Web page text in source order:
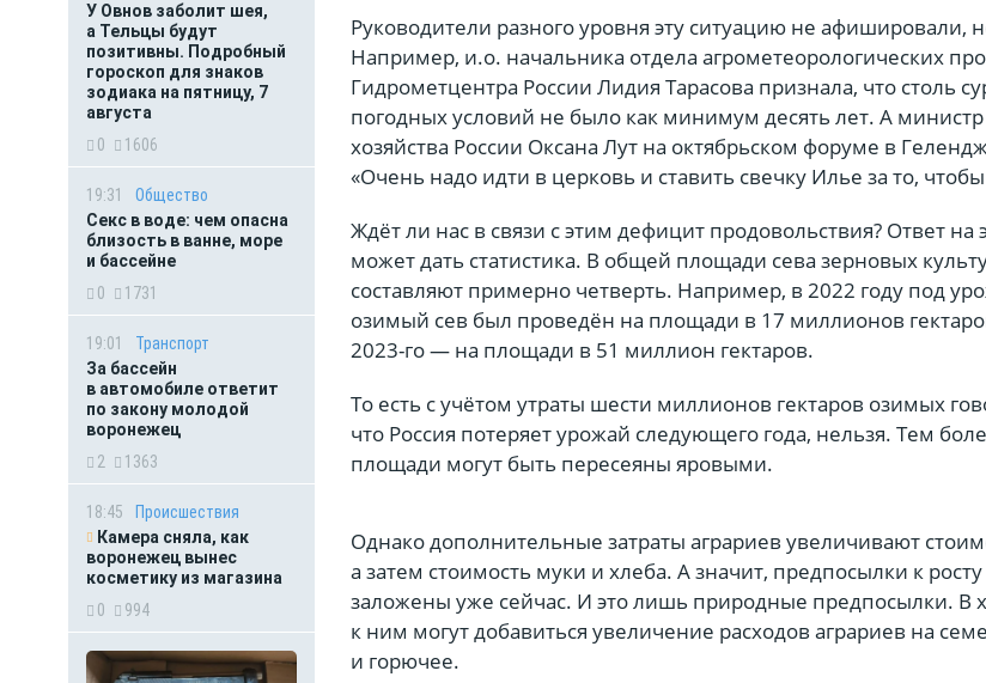
У Овнов заболит шея,
а Тельцы будут
позитивны. Подробный
гороскоп для знаков
зодиака на пятницу, 7
августа
0
1606
19:31
Общество
Секс в воде: чем опасна
близость в ванне, море
и бассейне
0
1731
19:01
Транспорт
За бассейн
в автомобиле ответит
по закону молодой
воронежец
2
1363
18:45
Происшествия
Камера сняла, как
воронежец вынес
косметику из магазина
0
994
Руководители разного уровня эту ситуацию не афишировали,
Например, и.о. начальника отдела агрометеорологических
Гидрометцентра России Лидия Тарасова признала, что столь
погодных условий не было как минимум десять лет. А министр
хозяйства России Оксана Лут на октябрьском форуме в
«Очень надо идти в церковь и ставить свечку Илье за то,
Ждёт ли нас в связи с этим дефицит продовольствия? Ответ на
может дать статистика. В общей площади сева зерновых
составляют примерно четверть. Например, в 2022 году под
озимый сев был проведён на площади в 17 миллионов
2023-го — на площади в 51 миллион гектаров.
То есть с учётом утраты шести миллионов гектаров озимых
что Россия потеряет урожай следующего года, нельзя. Тем
площади могут быть пересеяны яровыми.
Однако дополнительные затраты аграриев увеличивают
а затем стоимость муки и хлеба. А значит, предпосылки к
заложены уже сейчас. И это лишь природные предпосылки. В
к ним могут добавиться увеличение расходов аграриев на
и горючее.